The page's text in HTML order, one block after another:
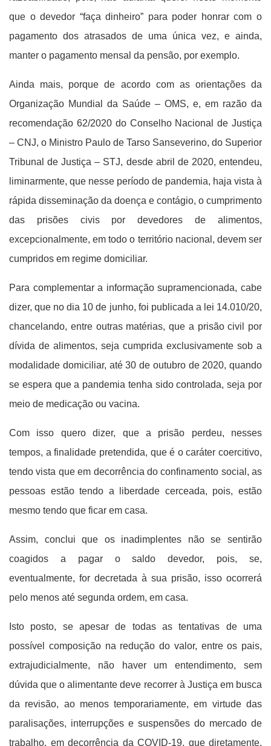
que o devedor “faça dinheiro” para poder honrar com o
pagamento dos atrasados de uma única vez, e ainda,
manter o pagamento mensal da pensão, por exemplo.
Ainda mais, porque de acordo com as orientações da
Organização Mundial da Saúde – OMS, e, em razão da
recomendação 62/2020 do Conselho Nacional de Justiça
– CNJ, o Ministro Paulo de Tarso Sanseverino, do Superior
Tribunal de Justiça – STJ, desde abril de 2020, entendeu,
liminarmente, que nesse período de pandemia, haja vista à
rápida disseminação da doença e contágio, o cumprimento
das prisões civis por devedores de alimentos,
excepcionalmente, em todo o território nacional, devem ser
cumpridos em regime domiciliar.
Para complementar a informação supramencionada, cabe
dizer, que no dia 10 de junho, foi publicada a lei 14.010/20,
chancelando, entre outras matérias, que a prisão civil por
dívida de alimentos, seja cumprida exclusivamente sob a
modalidade domiciliar, até 30 de outubro de 2020, quando
se espera que a pandemia tenha sido controlada, seja por
meio de medicação ou vacina.
Com isso quero dizer, que a prisão perdeu, nesses
tempos, a finalidade pretendida, que é o caráter coercitivo,
tendo vista que em decorrência do confinamento social, as
pessoas estão tendo a liberdade cerceada, pois, estão
mesmo tendo que ficar em casa.
Assim, conclui que os inadimplentes não se sentirão
coagidos a pagar o saldo devedor, pois, se,
eventualmente, for decretada à sua prisão, isso ocorrerá
pelo menos até segunda ordem, em casa.
Isto posto, se apesar de todas as tentativas de uma
possível composição na redução do valor, entre os pais,
extrajudicialmente, não haver um entendimento, sem
dúvida que o alimentante deve recorrer à Justiça em busca
da revisão, ao menos temporariamente, em virtude das
paralisações, interrupções e suspensões do mercado de
trabalho, em decorrência da COVID-19, que diretamente,